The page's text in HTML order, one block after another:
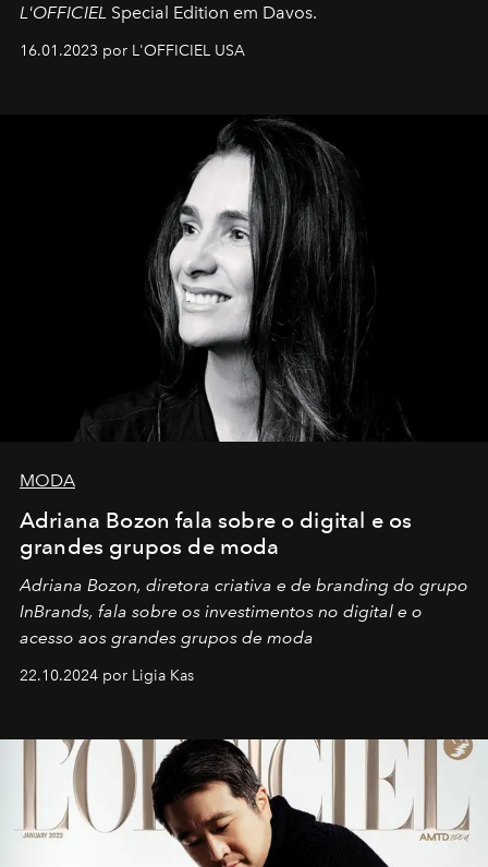
L'OFFICIEL Special Edition em Davos.
16.01.2023 por L'OFFICIEL USA
MODA
Adriana Bozon fala sobre o digital e os
grandes grupos de moda
Adriana Bozon, diretora criativa e de branding do grupo
InBrands, fala sobre os investimentos no digital e o
acesso aos grandes grupos de moda
22.10.2024 por Ligia Kas